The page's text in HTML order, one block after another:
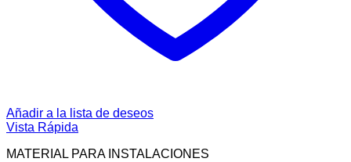
Añadir a la lista de deseos
Vista Rápida
MATERIAL PARA INSTALACIONES